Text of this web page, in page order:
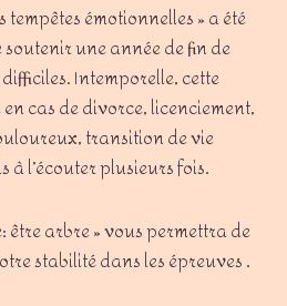
tempêtes émotionnelles » a été
une année de fin de
Intemporelle, cette
cas de divorce, licenciement,
transition de vie
à l’écouter plusieurs fois.
arbre » vous permettra de
stabilité dans les épreuves .